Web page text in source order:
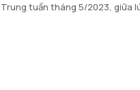
Trung tuần tháng 5/2023, giữa